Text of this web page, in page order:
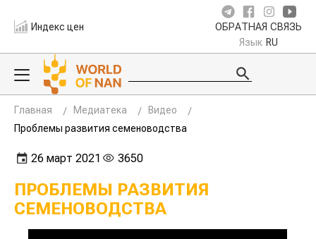
Индекс цен ОБРАТНАЯ СВЯЗЬ
Язык RU
Главная Медиатека
Видео
Проблемы развития семеноводства
26 март 2021 3650
ПРОБЛЕМЫ РАЗВИТИЯ
СЕМЕНОВОДСТВА